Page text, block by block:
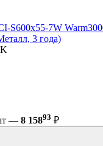
S600x55-7W
3 года)
— 8 15893 ₽